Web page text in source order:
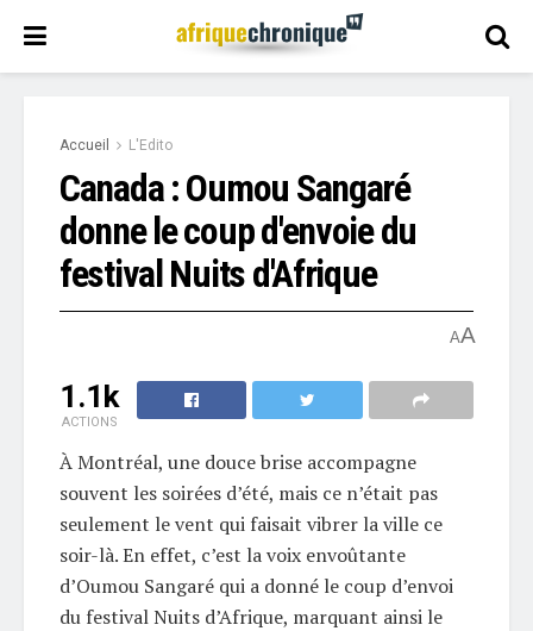
Accueil L'Edito
Canada : Oumou Sangaré
donne le coup d'envoie du
festival Nuits d'Afrique
AA
1.1k
ACTIONS
À Montréal, une douce brise accompagne
souvent les soirées d’été, mais ce n’était pas
seulement le vent qui faisait vibrer la ville ce
soir-là. En effet, c’est la voix envoûtante
d’Oumou Sangaré qui a donné le coup d’envoi
du festival Nuits d’Afrique, marquant ainsi le